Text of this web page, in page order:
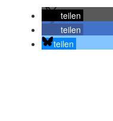
teilen
teilen
teilen